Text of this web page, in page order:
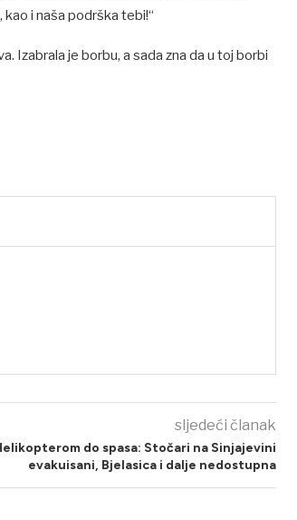
i naša podrška tebi!“
Izabrala je borbu, a sada zna da u toj borbi
sljedeći članak
do spasa: Stočari na Sinjajevini
evakuisani, Bjelasica i dalje nedostupna